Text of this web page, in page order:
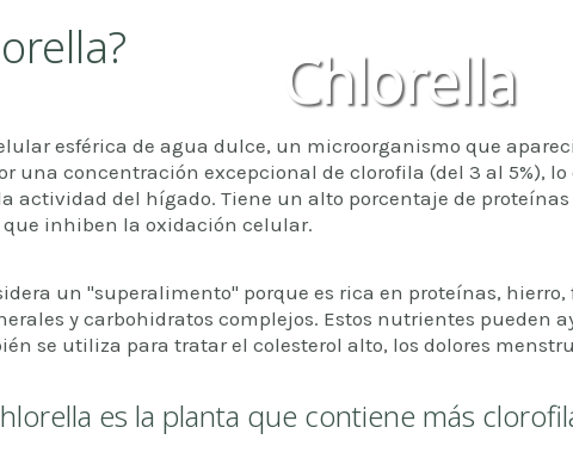
Chlorella
esférica de agua dulce, un microorganismo que
una concentración excepcional de clorofila (del 3 al 5%),
actividad del hígado. Tiene un alto porcentaje de
inhiben la oxidación celular.
un "superalimento" porque es rica en proteínas,
y carbohidratos complejos. Estos nutrientes pueden
se utiliza para tratar el colesterol alto, los dolores
es la planta que contiene más